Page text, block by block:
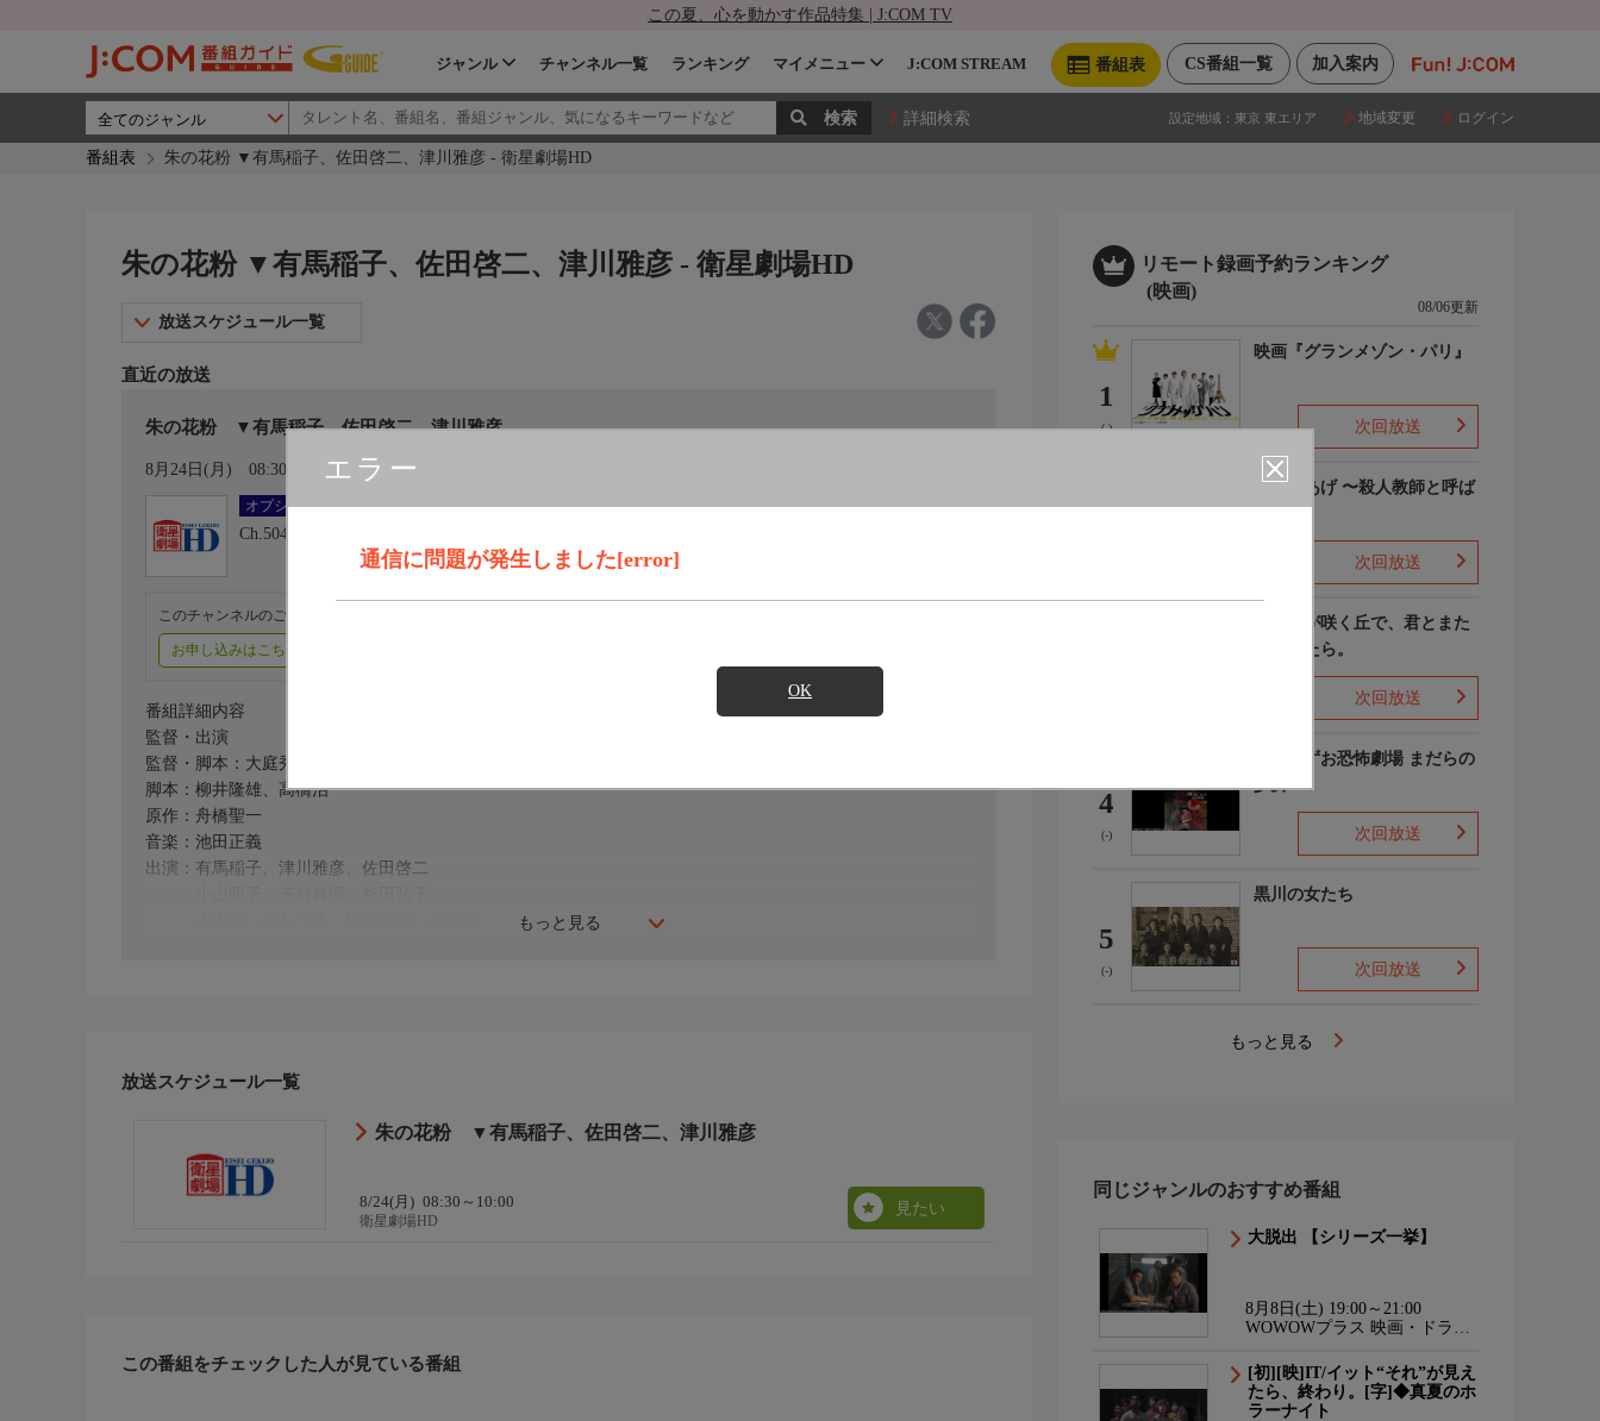
この夏、心を動かす作品特集 | J:COM TV
加入案内
CS番組一覧
番組表
ジャンル チャンネル一覧 ランキング マイメニュー J:COM STREAM
詳細検索 設定地域： 東京 東エリア 地域変更 ログイン
番組表 朱の花粉 ▼有馬稲子、佐田啓二、津川雅彦 - 衛星劇場HD
エラー
通信に問題が発生しました[error]
OK
朱の花粉 ▼有馬稲子、佐田啓二、津川雅彦 - 衛星劇場HD
放送スケジュール一覧
直近の放送
朱の花粉 ▼有馬稲子、佐田啓二、津川雅彦
8月24日(月) 08:30〜10:00 カレンダー登録
オプション
Ch.504
このチャンネルのご視聴には、オプションチャンネル(有料)のご契約が必要となります。
お申し込みはこちら
もっと見る
番組詳細内容
監督・出演
監督・脚本：大庭秀雄
脚本：柳井隆雄、高橋治
原作：舟橋聖一
音楽：池田正義
出演：有馬稲子、津川雅彦、佐田啓二
の菊夫を抱え家出を決心する。それを知った義弟の井太郎（津川）は、菊絵を支えようと奔走する。しかし、
放送スケジュール一覧
朱の花粉 ▼有馬稲子、佐田啓二、津川雅彦
8/24(月) 08:30～10:00
衛星劇場HD
見たい
この番組をチェックした人が見ている番組
リモート録画予約ランキング
(映画)
08/06更新
1
(-)
映画『グランメゾン・パリ』
次回放送
でっちあげ 〜殺人教師と呼ば
次回放送
あの花が咲く丘で、君とまた
出会えたら。
次回放送
4
(-)
楳図かずお恐怖劇場 まだらの
少女
次回放送
5
(-)
黒川の女たち
次回放送
もっと見る
同じジャンルのおすすめ番組
大脱出 【シリーズ一挙】
8月8日(土) 19:00～21:00
WOWOWプラス 映画・ドラ
[初][映]IT/イット“それ”が見え
たら、終わり。[字]◆真夏のホ
ラーナイト